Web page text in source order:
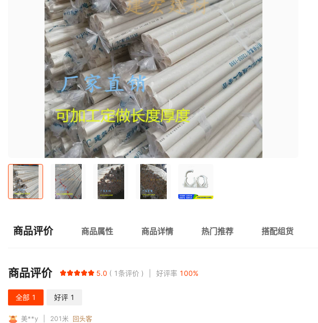
商品评价 商品属性 商品详情 热门推荐 搭配组货
商品评价 5.0 1条评价 好评率 100%
全部 1 好评 1
美**y 201米
回头客